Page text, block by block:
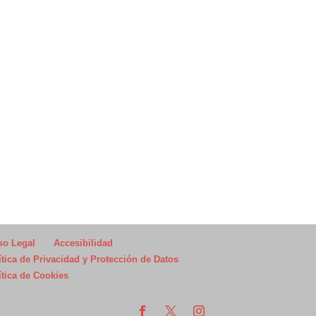
Legal
Accesibilidad
de Privacidad y Protección de Datos
de Cookies